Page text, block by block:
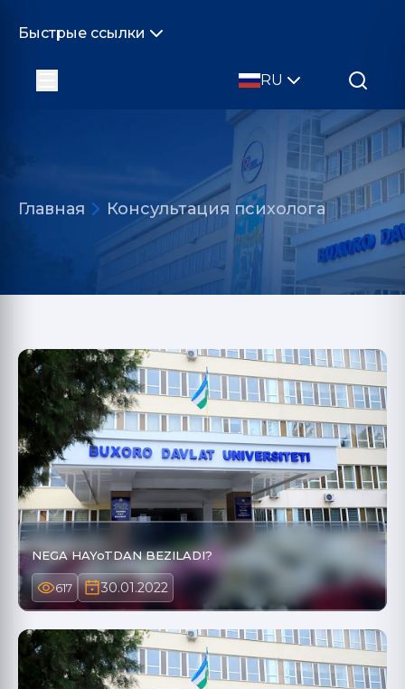
Быстрые ссылки
RU
Главная Консультация психолога
NEGA HAYoTDAN BEZILADI?
617 30.01.2022